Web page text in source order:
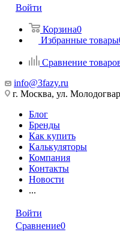
Войти
Корзина0
Избранные товары
Сравнение
info@3fazy.ru
г. Москва, ул.
Блог
Бренды
Как купить
Калькуляторы
Компания
Контакты
Новости
...
Войти
Сравнение0